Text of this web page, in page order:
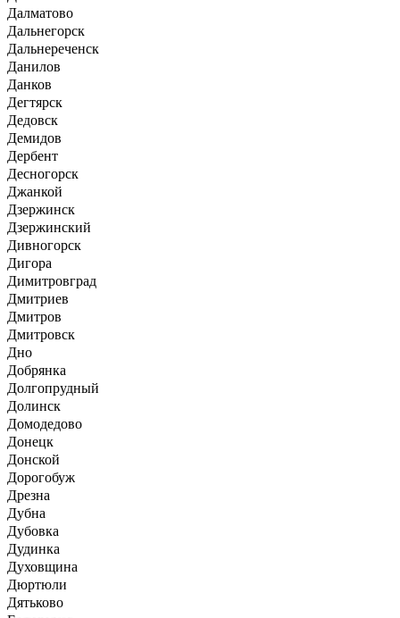
Далматово
Дальнегорск
Дальнереченск
Данилов
Данков
Дегтярск
Дедовск
Демидов
Дербент
Десногорск
Джанкой
Дзержинск
Дзержинский
Дивногорск
Дигора
Димитровград
Дмитриев
Дмитров
Дмитровск
Дно
Добрянка
Долгопрудный
Долинск
Домодедово
Донецк
Донской
Дорогобуж
Дрезна
Дубна
Дубовка
Дудинка
Духовщина
Дюртюли
Дятьково